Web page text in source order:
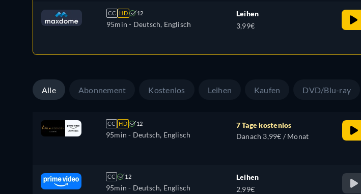
CC HD 12
95min - Deutsch, Englisch
Leihen
3,99€
Alle Abonnement Kostenlos Leihen Kaufen DVD/Blu-ray
CC HD 12
95min - Deutsch, Englisch
7 Tage kostenlos
Danach 3,99€ / Monat
CC 12
95min - Deutsch, Englisch
Leihen
2,99€